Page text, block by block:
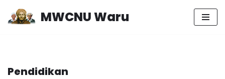
Lompat
MWCNU Waru
Pendidikan